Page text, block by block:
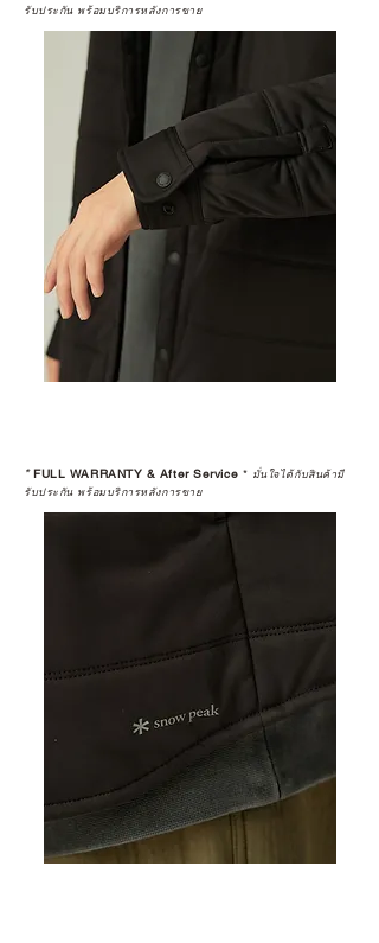
รับประกัน พร้อมบริการหลังการขาย
*FULL WARRANTY & After Service * มั่นใจได้กับสินค้ามี
รับประกัน พร้อมบริการหลังการขาย